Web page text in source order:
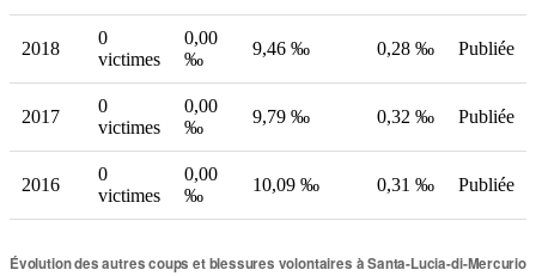
2018
0
victimes
0,00
‰
9,46 ‰ 0,28 ‰ Publiée
2017
0
victimes
0,00
‰
9,79 ‰ 0,32 ‰ Publiée
2016
0
victimes
0,00
‰
10,09 ‰ 0,31 ‰ Publiée